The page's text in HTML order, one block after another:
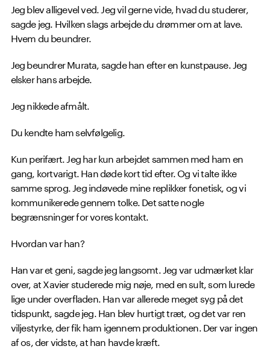
Jeg blev alligevel ved. Jeg vil gerne vide, hvad du studerer,
sagde jeg. Hvilken slags arbejde du drømmer om at lave.
Hvem du beundrer.
Jeg beundrer Murata, sagde han efter en kunstpause. Jeg
elsker hans arbejde.
Jeg nikkede afmålt.
Du kendte ham selvfølgelig.
Kun perifært. Jeg har kun arbejdet sammen med ham en
gang, kortvarigt. Han døde kort tid efter. Og vi talte ikke
samme sprog. Jeg indøvede mine replikker fonetisk, og vi
kommunikerede gennem tolke. Det satte nogle
begrænsninger for vores kontakt.
Hvordan var han?
Han var et geni, sagde jeg langsomt. Jeg var udmærket klar
over, at Xavier studerede mig nøje, med en sult, som lurede
lige under overfladen. Han var allerede meget syg på det
tidspunkt, sagde jeg. Han blev hurtigt træt, og det var ren
viljestyrke, der fik ham igennem produktionen. Der var ingen
af os, der vidste, at han havde kræft.